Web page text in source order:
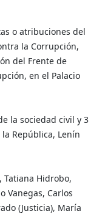
o atribuciones del
la Corrupción,
del Frente de
en el Palacio
la sociedad civil y 3
República, Lenín
Tatiana Hidrobo,
Vanegas, Carlos
(Justicia), María